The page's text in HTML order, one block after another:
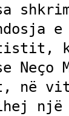
Neço